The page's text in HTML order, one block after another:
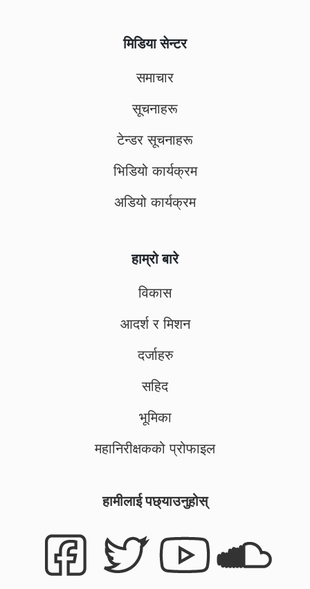
मिडिया सेन्टर
समाचार
सूचनाहरू
टेन्डर सूचनाहरू
भिडियो कार्यक्रम
अडियो कार्यक्रम
हाम्रो बारे
विकास
आदर्श र मिशन
दर्जाहरु
सहिद
भूमिका
महानिरीक्षकको प्रोफाइल
हामीलाई पछ्याउनुहोस्